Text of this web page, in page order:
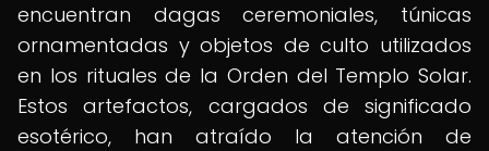
encuentran dagas ceremoniales, túnicas
ornamentadas y objetos de culto utilizados
en los rituales de la Orden del Templo Solar.
Estos artefactos, cargados de significado
esotérico, han atraído la atención de